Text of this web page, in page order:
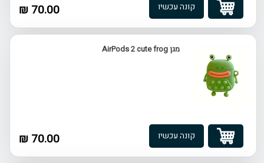
70.00 ₪ קונה עכשיו
מגן AirPods 2 cute frog
70.00 ₪ קונה עכשיו